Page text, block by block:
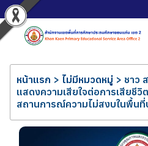
หน้าแรก > ไม่มีหมวดหมู่ > ชาว
แสดงความเสียใจต่อการเสียชีวิ
สถานการณ์ความไม่สงบในพื้น